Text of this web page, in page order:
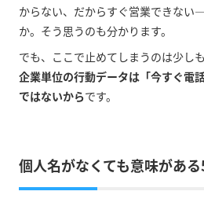
からない、だからすぐ営業できな
か。そう思うのも分かります。
でも、ここで止めてしまうのは少し
企業単位の行動データは「今すぐ電
ではないからです。
個人名がなくても意味があ